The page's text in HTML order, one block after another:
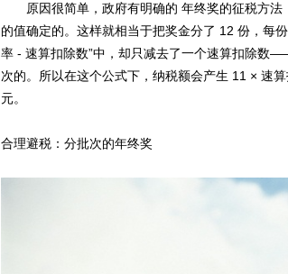
原因很简单，政府有明确的 年终奖的征税方法
的值确定的。这样就相当于把奖金分了 12 份，每
率 - 速算扣除数”中，却只减去了一个速算扣除数
次的。所以在这个公式下，纳税额会产生 11 × 速
元。
合理避税：分批次的年终奖